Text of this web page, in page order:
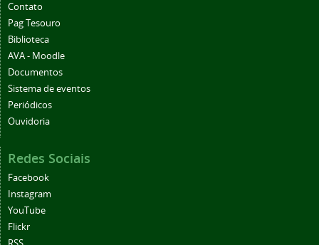
Contato
Pag Tesouro
Biblioteca
AVA - Moodle
Documentos
Sistema de eventos
Periódicos
Ouvidoria
Redes Sociais
Facebook
Instagram
YouTube
Flickr